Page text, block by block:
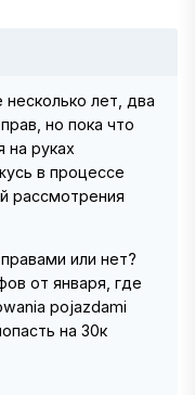
лет, два
но пока что
на руках
в процессе
рассмотрения
или нет?
от января, где
pojazdami
на 30к